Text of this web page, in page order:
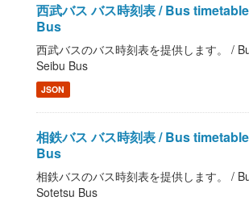
西武バス バス時刻表 / Bus
Bus
西武バスのバス時刻表を提供します。 /
Seibu Bus
JSON
相鉄バス バス時刻表 / Bus
Bus
相鉄バスのバス時刻表を提供します。 /
Sotetsu Bus